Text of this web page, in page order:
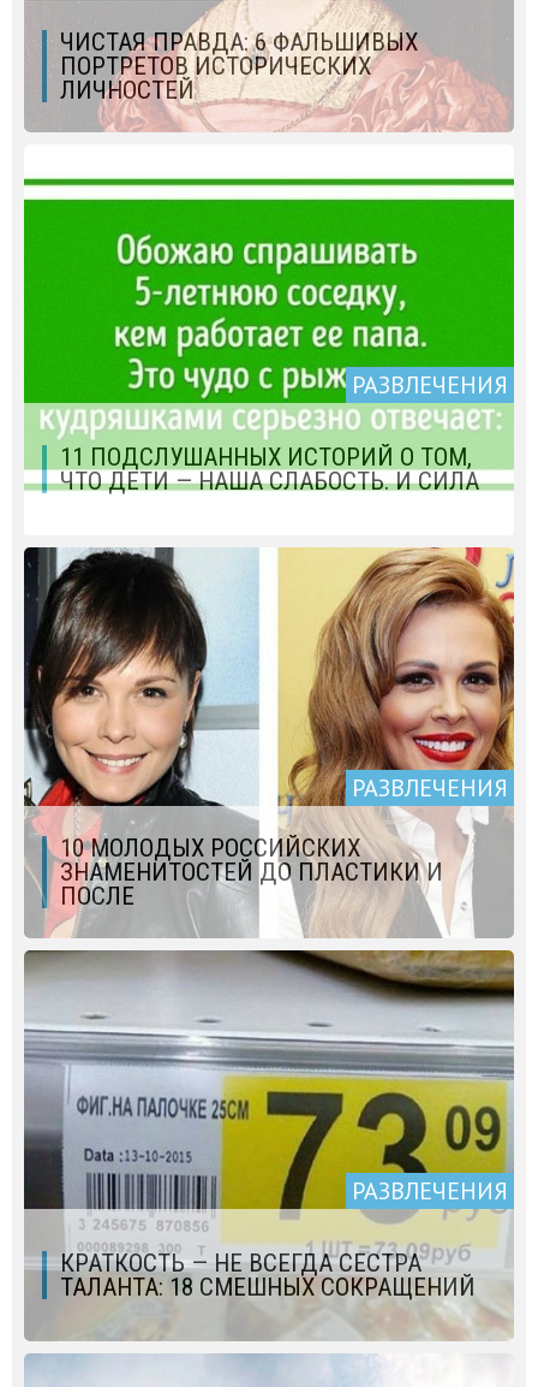
ЧИСТАЯ ПРАВДА: 6 ФАЛЬШИВЫХ
ПОРТРЕТОВ ИСТОРИЧЕСКИХ
ЛИЧНОСТЕЙ
РАЗВЛЕЧЕНИЯ
11 ПОДСЛУШАННЫХ ИСТОРИЙ О ТОМ,
ЧТО ДЕТИ — НАША СЛАБОСТЬ. И СИЛА
РАЗВЛЕЧЕНИЯ
10 МОЛОДЫХ РОССИЙСКИХ
ЗНАМЕНИТОСТЕЙ ДО ПЛАСТИКИ И
ПОСЛЕ
РАЗВЛЕЧЕНИЯ
КРАТКОСТЬ — НЕ ВСЕГДА СЕСТРА
ТАЛАНТА: 18 СМЕШНЫХ СОКРАЩЕНИЙ